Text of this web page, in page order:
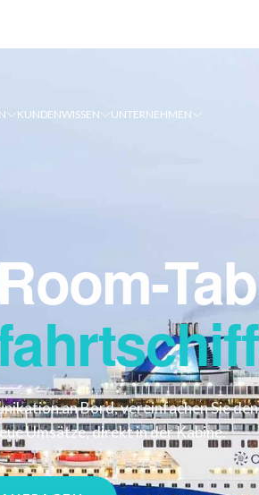
KUNDENWISSEN UNTERNEHMEN
an Bord, vereinfachen Sie den
Umsätze, direkt in der Kabine.